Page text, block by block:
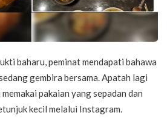
baharu, peminat mendapati bahawa
gembira bersama. Apatah lagi
pakaian yang sepadan dan
kecil melalui Instagram.